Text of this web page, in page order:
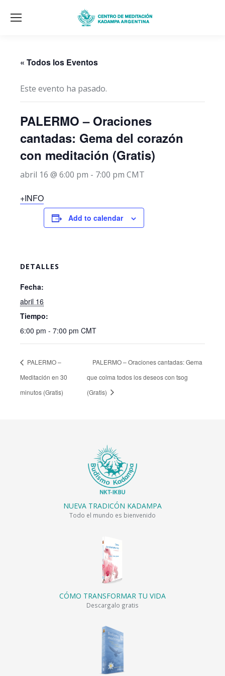
« Todos los Eventos
Este evento ha pasado.
PALERMO – Oraciones
cantadas: Gema del corazón
con meditación (Gratis)
abril 16 @ 6:00 pm - 7:00 pm CMT
+INFO
Add to calendar
DETALLES
Fecha:
abril 16
Tiempo:
6:00 pm - 7:00 pm CMT
PALERMO –
Meditación en 30
minutos (Gratis)
PALERMO – Oraciones cantadas: Gema
que colma todos los deseos con tsog
(Gratis)
NUEVA TRADICÓN KADAMPA
Todo el mundo es bienvenido
CÓMO TRANSFORMAR TU VIDA
Descargalo gratis